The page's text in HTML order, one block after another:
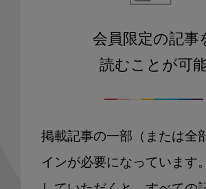
会員限定の記事
読むことが可
掲載記事の一部（または全
インが必要になっています